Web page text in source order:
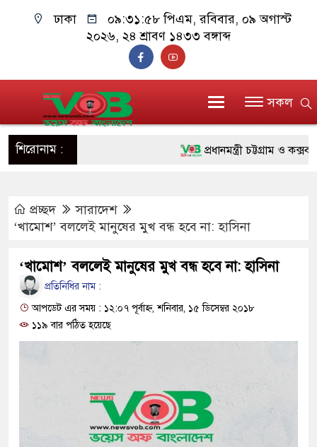
ঢাকা ০৯:৩১:৫৯ পিএম, রবিবার, ০৯ অগাস্ট
২০২৬, ২৪ শ্রাবণ ১৪৩৩ বঙ্গাব্দ
সকল
শিরোনাম : প্রধানমন্ত্রী চট্টগ্রাম ও
দাঁড়াবে : ডা. জুবাইদা রহমান
ফ্যাসিবাদবিরোধী আন্দোলনে
সিল-স্বাক্ষর জালিয়াতি চক্রের পাঁচ
উদ্ধার
প্রচ্ছদ
সারাদেশ
‘খামোশ’ বললেই মানুষের মুখ বন্ধ হবে না: হাসিনা
‘খামোশ’ বললেই মানুষের মুখ বন্ধ হবে না: হাসিনা
প্রতিনিধির নাম :
আপডেট এর সময় : ১২:০৭ পূর্বাহ্ন, শনিবার, ১৫ ডিসেম্বর ২০১৮
১১৯ বার পঠিত হয়েছে